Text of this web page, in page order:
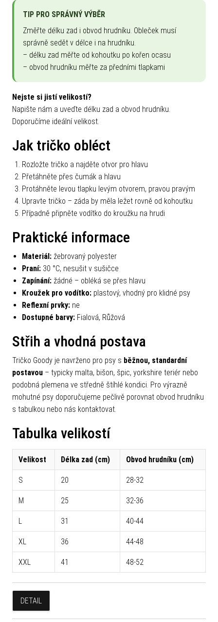
TIP PRO SPRÁVNÝ VÝBĚR
Změřte délku zad i obvod hrudníku. Obleček musí
správně sedět v délce i na hrudníku.
– délku zad měřte od kohoutku po kořen ocasu
– obvod hrudníku měřte za předními tlapkami
Nejste si jistí velikostí?
Napište nám a uveďte délku zad a obvod hrudníku.
Doporučíme ideální velikost.
Jak tričko obléct
Rozložte tričko a najděte otvor pro hlavu
Přetáhněte přes čumák a hlavu
Protáhněte levou tlapku levým otvorem, pravou pravým
Upravte tričko – záda by měla ležet rovně od kohoutku
Případně připněte vodítko do kroužku na hrudi
Praktické informace
Materiál: žebrovaný polyester
Praní: 30 °C, nesušit v sušičce
Zapínání: žádné – obléká se přes hlavu
Kroužek pro vodítko: plastový, vhodný pro klidné psy
Reflexní prvky: ne
Dostupné barvy: Fialová, Růžová
Střih a vhodná postava
Tričko Goody je navrženo pro psy s běžnou, standardní
postavou – typicky malta, bišon, špic, yorkshire teriér nebo
podobná plemena ve středně štíhlé kondici. Pro výrazně
mohutné psy doporučujeme pečlivě porovnat obvod hrudníku
s tabulkou nebo nás kontaktovat.
Tabulka velikostí
Velikost Délka zad (cm) Obvod hrudníku (cm)
S 20 28-32
M 25 32-36
L 31 40-44
XL 36 44-48
XXL 41 48-52
DETAIL